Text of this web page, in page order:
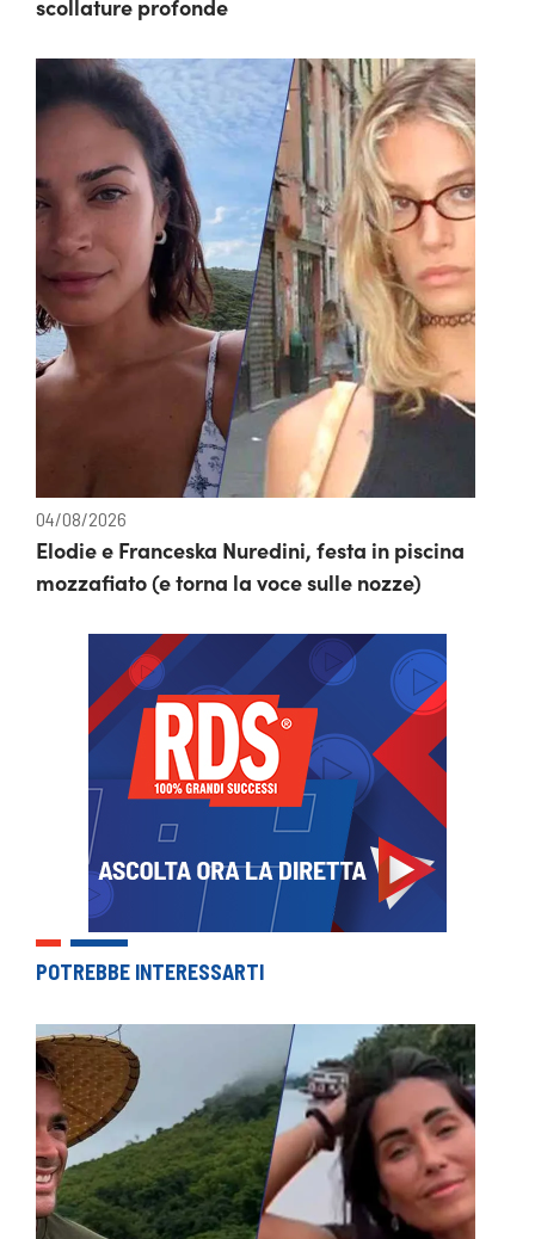
scollature profonde
04/08/2026
Elodie e Franceska Nuredini, festa in piscina
mozzafiato (e torna la voce sulle nozze)
POTREBBE INTERESSARTI